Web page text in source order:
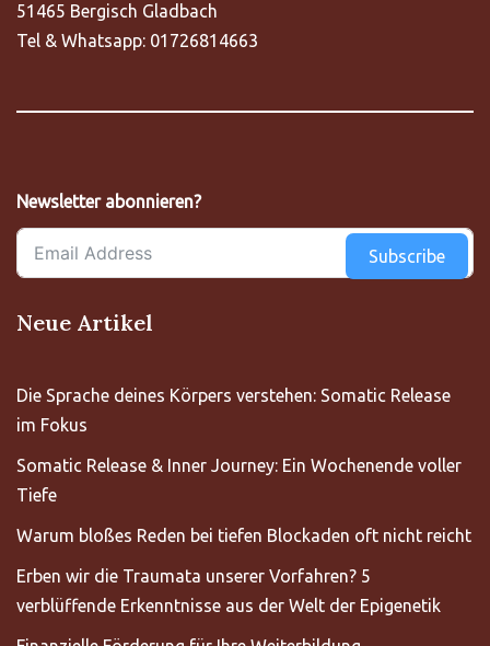
51465 Bergisch Gladbach
Tel & Whatsapp: 01726814663
Newsletter abonnieren?
Subscribe
Neue Artikel
Die Sprache deines Körpers verstehen: Somatic Release
im Fokus
Somatic Release & Inner Journey: Ein Wochenende voller
Tiefe
Warum bloßes Reden bei tiefen Blockaden oft nicht reicht
Erben wir die Traumata unserer Vorfahren? 5
verblüffende Erkenntnisse aus der Welt der Epigenetik